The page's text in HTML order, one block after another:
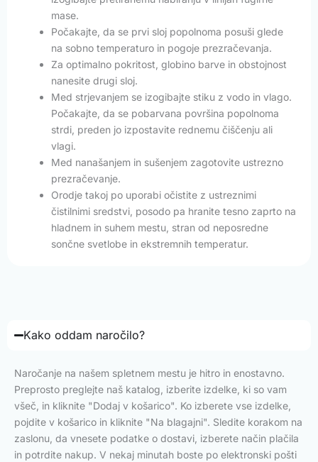
mase.
Počakajte, da se prvi sloj popolnoma posuši glede
na sobno temperaturo in pogoje prezračevanja.
Za optimalno pokritost, globino barve in obstojnost
nanesite drugi sloj.
Med strjevanjem se izogibajte stiku z vodo in vlago.
Počakajte, da se pobarvana površina popolnoma
strdi, preden jo izpostavite rednemu čiščenju ali
vlagi.
Med nanašanjem in sušenjem zagotovite ustrezno
prezračevanje.
Orodje takoj po uporabi očistite z ustreznimi
čistilnimi sredstvi, posodo pa hranite tesno zaprto na
hladnem in suhem mestu, stran od neposredne
sončne svetlobe in ekstremnih temperatur.
Kako oddam naročilo?
Naročanje na našem spletnem mestu je hitro in enostavno.
Preprosto preglejte naš katalog, izberite izdelke, ki so vam
všeč, in kliknite "Dodaj v košarico". Ko izberete vse izdelke,
pojdite v košarico in kliknite "Na blagajni". Sledite korakom na
zaslonu, da vnesete podatke o dostavi, izberete način plačila
in potrdite nakup. V nekaj minutah boste po elektronski pošti